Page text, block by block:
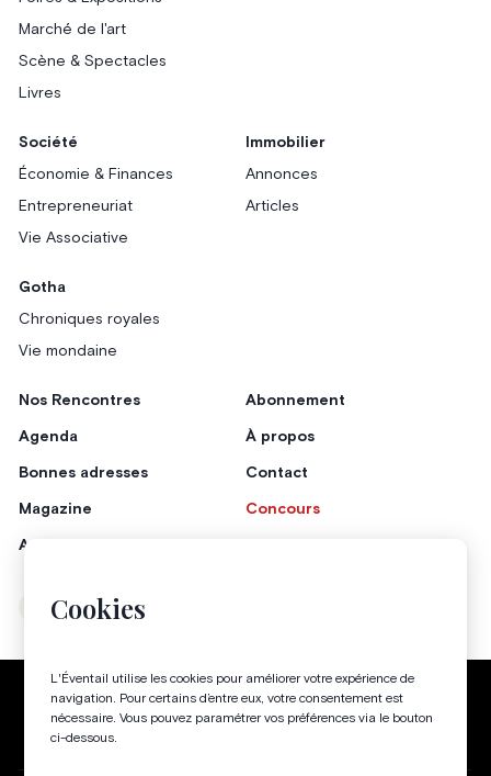
Cookies
L'Éventail utilise les cookies pour améliorer votre expérience de
navigation. Pour certains d’entre eux, votre consentement est
nécessaire. Vous pouvez paramétrer vos préférences via le bouton
ci-dessous.
Marché de l'art
Scène & Spectacles
Livres
Société
Économie & Finances
Entrepreneuriat
Vie Associative
Immobilier
Annonces
Articles
Gotha
Chroniques royales
Vie mondaine
Nos Rencontres
Agenda
Bonnes adresses
Magazine
Annonceurs
Abonnement
À propos
Contact
Concours
Instagram
Politique de confidentialité Conditions générales
Gestion des cookies